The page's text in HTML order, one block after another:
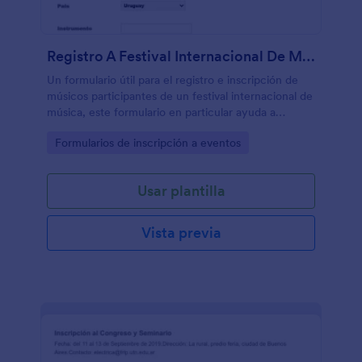
Registro A Festival Internacional De Música
Un formulario útil para el registro e inscripción de
músicos participantes de un festival internacional de
música, este formulario en particular ayuda a
Go to Category:
Formularios de inscripción a eventos
Usar plantilla
Vista previa